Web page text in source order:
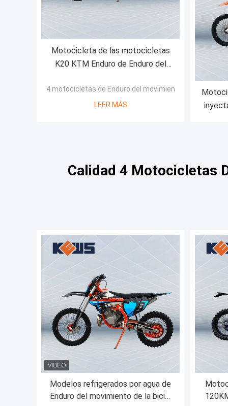
Motocicleta de las motocicletas
K20 KTM Enduro de Enduro del
4 motocicletas de Enduro del movimiento
LEER MÁS
Calidad 4 Motocicletas
Modelos refrigerados por agua de
Enduro del movimiento de la bici 2